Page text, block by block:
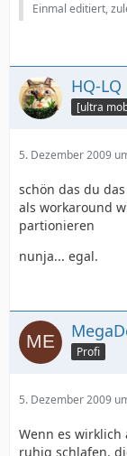
Einmal editiert,
HQ-LQ
[ultra
5. Dezember 2009
schön das du
als workaround
partionieren
nunja... egal.
Profi
5. Dezember 2009
Wenn es
ruhig schlafen,